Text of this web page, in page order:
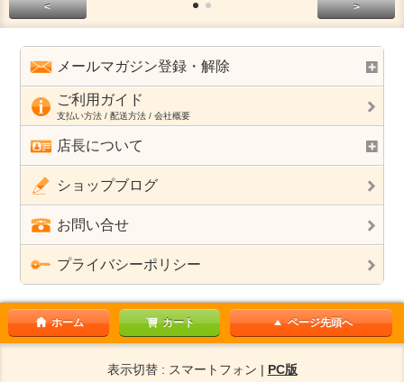
< >
メールマガジン登録・解除
ご利用ガイド
支払い方法 / 配送方法 / 会社概要
店長について
ショップブログ
お問い合せ
プライバシーポリシー
ホーム カート ページ先頭へ
表示切替 : スマートフォン | PC版